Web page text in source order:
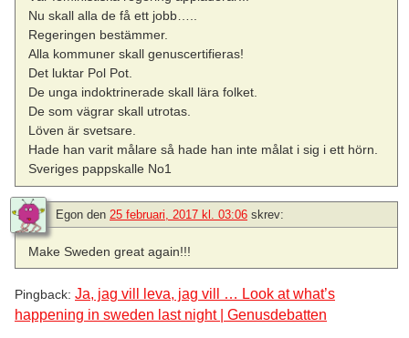
Nu skall alla de få ett jobb…..
Regeringen bestämmer.
Alla kommuner skall genuscertifieras!
Det luktar Pol Pot.
De unga indoktrinerade skall lära folket.
De som vägrar skall utrotas.
Löven är svetsare.
Hade han varit målare så hade han inte målat i sig i ett hörn.
Sveriges pappskalle No1
Egon den 25 februari, 2017 kl. 03:06 skrev:
Make Sweden great again!!!
Pingback: Ja, jag vill leva, jag vill … Look at what’s
happening in sweden last night | Genusdebatten